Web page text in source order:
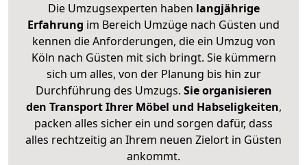
Die Umzugsexperten haben langjährige
Erfahrung im Bereich Umzüge nach Güsten und
kennen die Anforderungen, die ein Umzug von
Köln nach Güsten mit sich bringt. Sie kümmern
sich um alles, von der Planung bis hin zur
Durchführung des Umzugs. Sie organisieren
den Transport Ihrer Möbel und Habseligkeiten,
packen alles sicher ein und sorgen dafür, dass
alles rechtzeitig an Ihrem neuen Zielort in Güsten
ankommt.